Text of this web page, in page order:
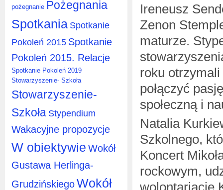
pożegnanie Pożegnania
Spotkania Spotkanie
Pokoleń 2015 Spotkanie
Pokoleń 2015. Relacje
Spotkanie Pokoleń 2019
Stowarzyszenie- Szkoła
Stowarzyszenie-
Szkoła Stypendium
Wakacyjne propozycje
W obiektywie Wokół
Gustawa Herlinga-
GrudzińskiegoWokół
Ireneusz
Zenon
maturze.
roku
połączyć
społeczną i
Natalia
Szkolnego,
Koncert
rockowym,
wolontariacie